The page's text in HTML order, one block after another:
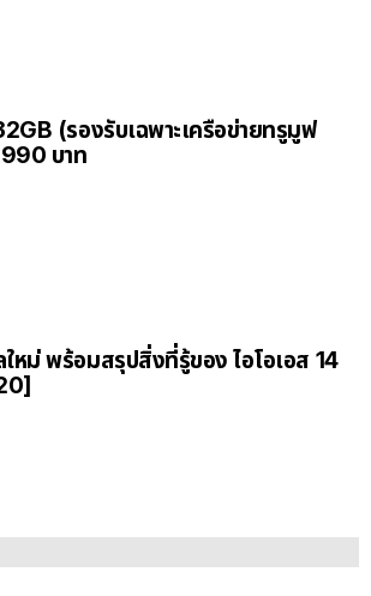
(รองรับเฉพาะเครือข่ายทรูมูฟ
บาท
หม่ พร้อมสรุปสิ่งที่รู้ของ ไอโอเอส 14